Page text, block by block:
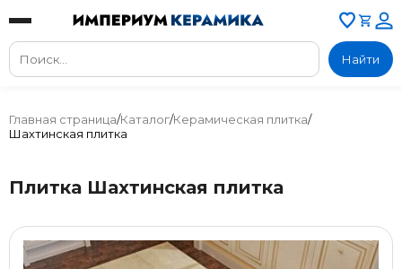
Найти
Главная страница/Каталог/Керамическая плитка/
Шахтинская плитка
Плитка Шахтинская плитка